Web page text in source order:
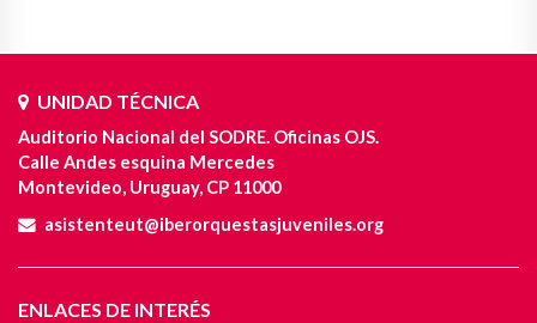
UNIDAD TÉCNICA
Auditorio Nacional del SODRE. Oficinas OJS.
Calle Andes esquina Mercedes
Montevideo, Uruguay, CP 11000
asistenteut@iberorquestasjuveniles.org
ENLACES DE INTERÉS